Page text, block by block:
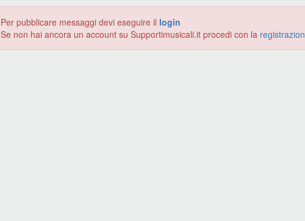
Per pubblicare messaggi devi eseguire il login
Se non hai ancora un account su Supportimusicali.it procedi con la